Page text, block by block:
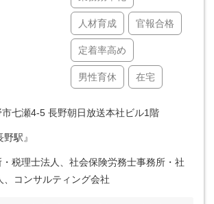
人材育成 官報合格
定着率高め
男性育休 在宅
七瀬4-5 長野朝日放送本社ビル1階
駅』
税理士法人、社会保険労務士事務所・社
、コンサルティング会社